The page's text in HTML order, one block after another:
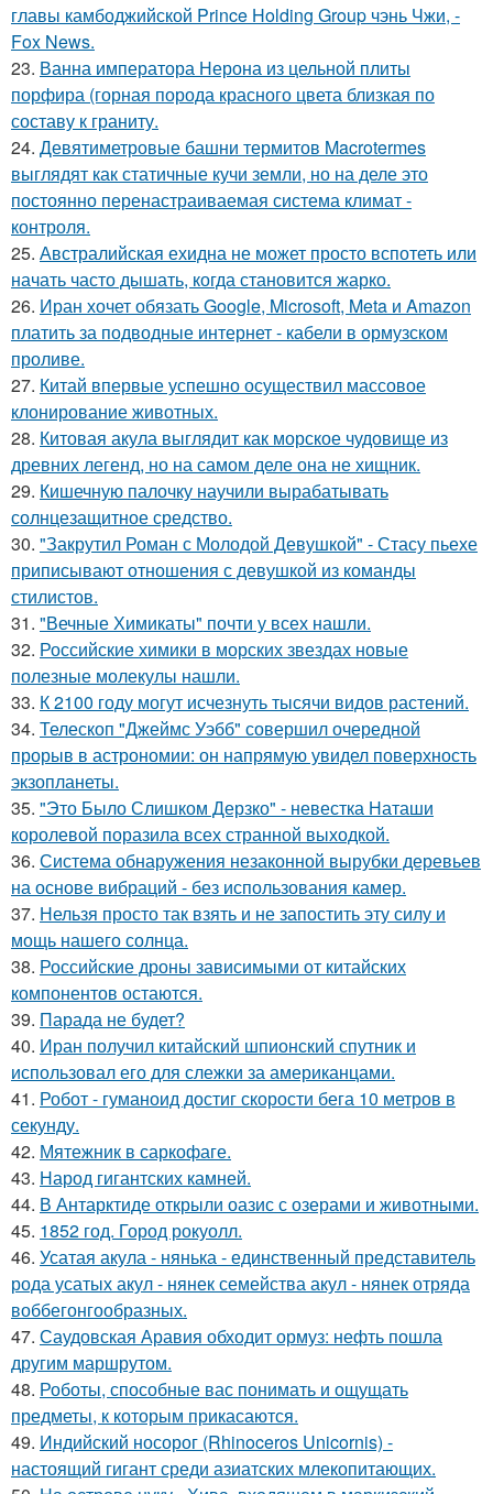
главы камбоджийской Prince Holding Group чэнь Чжи, -
Fox News.
23. Ванна императора Нерона из цельной плиты
порфира (горная порода красного цвета близкая по
составу к граниту.
24. Девятиметровые башни термитов Macrotermes
выглядят как статичные кучи земли, но на деле это
постоянно перенастраиваемая система климат -
контроля.
25. Австралийская ехидна не может просто вспотеть или
начать часто дышать, когда становится жарко.
26. Иран хочет обязать Google, Microsoft, Meta и Amazon
платить за подводные интернет - кабели в ормузском
проливе.
27. Китай впервые успешно осуществил массовое
клонирование животных.
28. Китовая акула выглядит как морское чудовище из
древних легенд, но на самом деле она не хищник.
29. Кишечную палочку научили вырабатывать
солнцезащитное средство.
30. "Закрутил Роман с Молодой Девушкой" - Стасу пьехе
приписывают отношения с девушкой из команды
стилистов.
31. "Вечные Химикаты" почти у всех нашли.
32. Российские химики в морских звездах новые
полезные молекулы нашли.
33. К 2100 году могут исчезнуть тысячи видов растений.
34. Телескоп "Джеймс Уэбб" совершил очередной
прорыв в астрономии: он напрямую увидел поверхность
экзопланеты.
35. "Это Было Слишком Дерзко" - невестка Наташи
королевой поразила всех странной выходкой.
36. Система обнаружения незаконной вырубки деревьев
на основе вибраций - без использования камер.
37. Нельзя просто так взять и не запостить эту силу и
мощь нашего солнца.
38. Российские дроны зависимыми от китайских
компонентов остаются.
39. Парада не будет?
40. Иран получил китайский шпионский спутник и
использовал его для слежки за американцами.
41. Робот - гуманоид достиг скорости бега 10 метров в
секунду.
42. Мятежник в саркофаге.
43. Народ гигантских камней.
44. В Антарктиде открыли оазис с озерами и животными.
45. 1852 год. Город рокуолл.
46. Усатая акула - нянька - единственный представитель
рода усатых акул - нянек семейства акул - нянек отряда
воббегонгообразных.
47. Саудовская Аравия обходит ормуз: нефть пошла
другим маршрутом.
48. Роботы, способные вас понимать и ощущать
предметы, к которым прикасаются.
49. Индийский носорог (Rhinoceros Unicornis) -
настоящий гигант среди азиатских млекопитающих.